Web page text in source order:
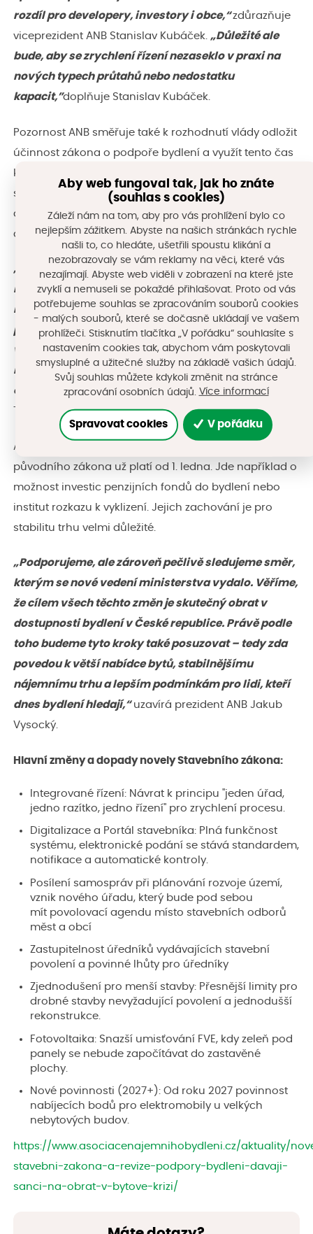
rozdíl pro developery, investory i obce,“zdůrazňuje
viceprezident ANB Stanislav Kubáček. „Důležité ale
bude, aby se zrychlení řízení nezaseklo v praxi na
nových typech průtahů nebo nedostatku
kapacit,”doplňuje Stanislav Kubáček.
Pozornost ANB směřuje také k rozhodnutí vlády odložit
účinnost zákona o podpoře bydlení a využít tento čas
k jeho přepracování. Asociace připomíná, že už při
schvalování zákona upozorňovala na rizika složitého
a nákladného systému, který by mohl mít omezený
dopad na skutečnou dostupnost bydlení.
„My jsme tomu systému dali šanci, ale nikdy jsme
netvrdili, že je bez chyb. Pokud se nyní vláda
rozhodla jeho podobu znovu otevřít a zjednodušit,
považujeme to za rozumný krok. Klíčové je, aby
výsledkem nebylo torzo bez efektu, ale funkční
nástroj, který ideálně s nižšími náklady pomůže
obcím i lidem v bytové nouzi,“říká viceprezident ANB
Tomáš Kašpar.
Asociace zároveň připomíná, že některé důležité prvky
původního zákona už platí od 1. ledna. Jde například o
možnost investic penzijních fondů do bydlení nebo
institut rozkazu k vyklizení. Jejich zachování je pro
stabilitu trhu velmi důležité.
„Podporujeme, ale zároveň pečlivě sledujeme směr,
kterým se nové vedení ministerstva vydalo. Věříme,
že cílem všech těchto změn je skutečný obrat v
dostupnosti bydlení v České republice. Právě podle
toho budeme tyto kroky také posuzovat – tedy zda
povedou k větší nabídce bytů, stabilnějšímu
nájemnímu trhu a lepším podmínkám pro lidi, kteří
dnes bydlení hledají,“uzavírá prezident ANB Jakub
Vysocký.
Hlavní změny a dopady novely Stavebního zákona:
Integrované řízení: Návrat k principu "jeden úřad,
jedno razítko, jedno řízení" pro zrychlení procesu.
Digitalizace a Portál stavebníka: Plná funkčnost
systému, elektronické podání se stává standardem,
notifikace a automatické kontroly.
Posílení samospráv při plánování rozvoje území,
vznik nového úřadu, který bude pod sebou
mít povolovací agendu místo stavebních odborů
měst a obcí
Zastupitelnost úředníků vydávajících stavební
povolení a povinné lhůty pro úředníky
Zjednodušení pro menší stavby: Přesnější limity pro
drobné stavby nevyžadující povolení a jednodušší
rekonstrukce.
Fotovoltaika: Snazší umisťování FVE, kdy zeleň pod
panely se nebude započítávat do zastavěné
plochy.
Nové povinnosti (2027+): Od roku 2027 povinnost
nabíjecích bodů pro elektromobily u velkých
nebytových budov.
https://www.asociacenajemnihobydleni.cz/aktuality/
stavebni-zakona-a-revize-podpory-bydleni-davaji-
sanci-na-obrat-v-bytove-krizi/
Aby web fungoval tak, jak ho znáte
(souhlas s cookies)
Záleží nám na tom, aby pro vás prohlížení bylo co
nejlepším zážitkem. Abyste na našich stránkách rychle
našli to, co hledáte, ušetřili spoustu klikání a
nezobrazovaly se vám reklamy na věci, které vás
nezajímají. Abyste web viděli v zobrazení na které jste
zvyklí a nemuseli se pokaždé přihlašovat. Proto od vás
potřebujeme souhlas se zpracováním souborů cookies
- malých souborů, které se dočasně ukládají ve vašem
prohlížeči. Stisknutím tlačítka „V pořádku“ souhlasíte s
nastavením cookies tak, abychom vám poskytovali
smysluplné a užitečné služby na základě vašich údajů.
Svůj souhlas můžete kdykoli změnit na stránce
zpracování osobních údajů. Více informací
Spravovat cookies V pořádku